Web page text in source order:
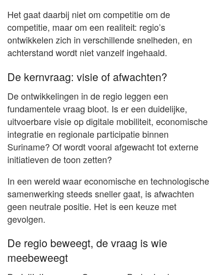
Het gaat daarbij niet om competitie om de
competitie, maar om een realiteit: regio’s
ontwikkelen zich in verschillende snelheden, en
achterstand wordt niet vanzelf ingehaald.
De kernvraag: visie of afwachten?
De ontwikkelingen in de regio leggen een
fundamentele vraag bloot. Is er een duidelijke,
uitvoerbare visie op digitale mobiliteit, economische
integratie en regionale participatie binnen
Suriname? Of wordt vooral afgewacht tot externe
initiatieven de toon zetten?
In een wereld waar economische en technologische
samenwerking steeds sneller gaat, is afwachten
geen neutrale positie. Het is een keuze met
gevolgen.
De regio beweegt, de vraag is wie
meebeweegt